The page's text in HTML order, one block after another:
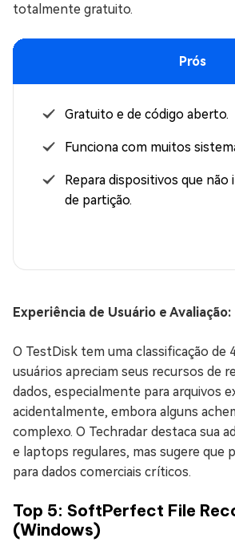
totalmente gratuito.
Prós
Gratuito e de código aberto.
Funciona com muitos
Repara dispositivos que não
de partição.
Experiência de Usuário e Avaliação:
O TestDisk tem uma classificação de
usuários apreciam seus recursos de
dados, especialmente para arquivos
acidentalmente, embora alguns
complexo. O Techradar destaca sua
e laptops regulares, mas sugere que
para dados comerciais críticos.
Top 5: SoftPerfect File
(Windows)